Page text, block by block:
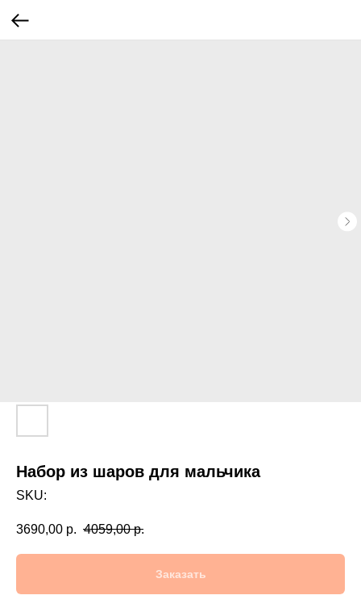
Набор из шаров для мальчика
SKU:
3690,00 р. 4059,00 р.
Заказать